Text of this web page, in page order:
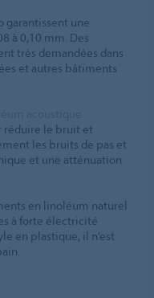
garantissent une
à 0,10 mm. Des
très demandées dans
et autres bâtiments
réduire le bruit et
les bruits de pas et
et une atténuation
en linoléum naturel
à forte électricité
en plastique, il n’est